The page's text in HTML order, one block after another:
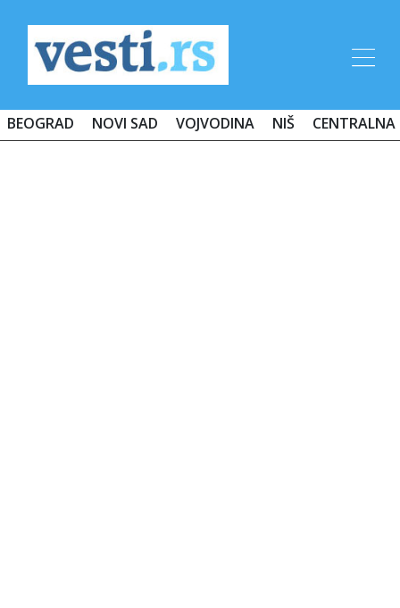
BEOGRAD NOVI SAD VOJVODINA NIŠ CENTRALNA